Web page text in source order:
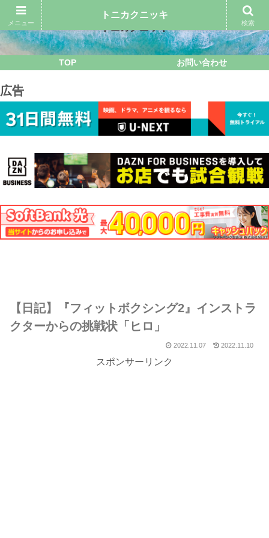
TOP お問い合わせ
広告
【日記】『フィットボクシング2』インストラ
クターからの挑戦状「ヒロ」
2022.11.07 2022.11.10
スポンサーリンク
メニュー
トニカクニッキ
検索